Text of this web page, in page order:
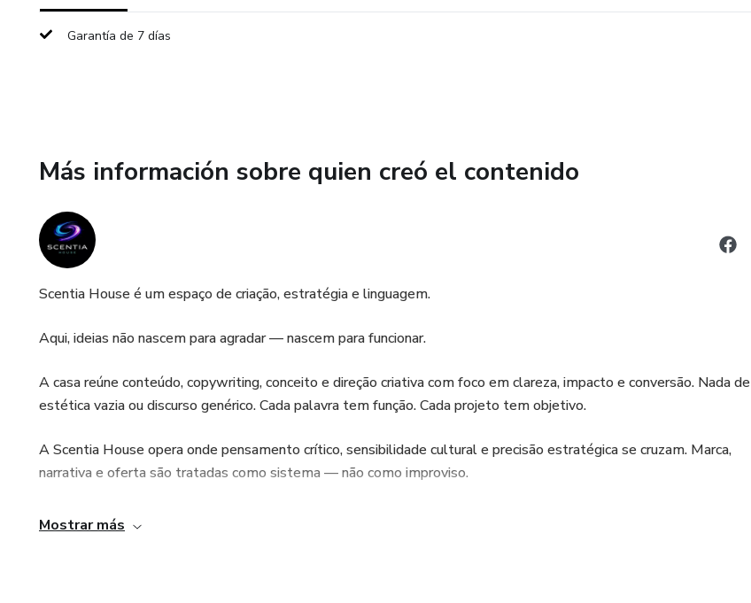
Garantía de 7 días
Más información sobre quien creó el contenido
Scentia House é um espaço de criação, estratégia e linguagem.
Aqui, ideias não nascem para agradar — nascem para funcionar.
A casa reúne conteúdo, copywriting, conceito e direção criativa com foco em clareza, impacto e conversão. Nada de
estética vazia ou discurso genérico. Cada palavra tem função. Cada projeto tem objetivo.
A Scentia House opera onde pensamento crítico, sensibilidade cultural e precisão estratégica se cruzam. Marca,
narrativa e oferta são tratadas como sistema — não como improviso.
É um laboratório criativo para quem leva comunicação a sério.
Mostrar más